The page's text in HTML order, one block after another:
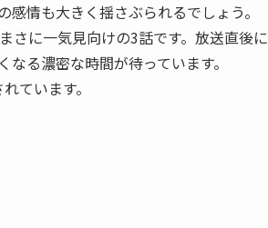
情も大きく揺さぶられるでしょう。
さに一気見向けの3話です。放送直後に
る濃密な時間が待っています。
ています。